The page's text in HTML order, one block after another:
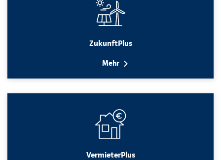
ZukunftPlus
Mehr
VermieterPlus